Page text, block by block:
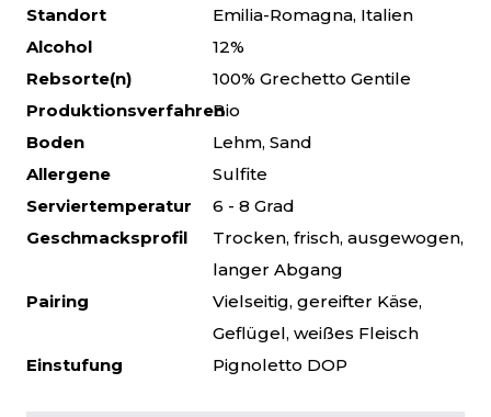
Standort
Emilia-Romagna, Italien
Alcohol
12%
Rebsorte(n)
100% Grechetto Gentile
ProduktionsverfahrenBio
Boden
Lehm, Sand
Allergene
Sulfite
Serviertemperatur
6 - 8 Grad
Geschmacksprofil
Trocken, frisch, ausgewogen,
langer Abgang
Pairing
Vielseitig, gereifter Käse,
Geflügel, weißes Fleisch
Einstufung
Pignoletto DOP